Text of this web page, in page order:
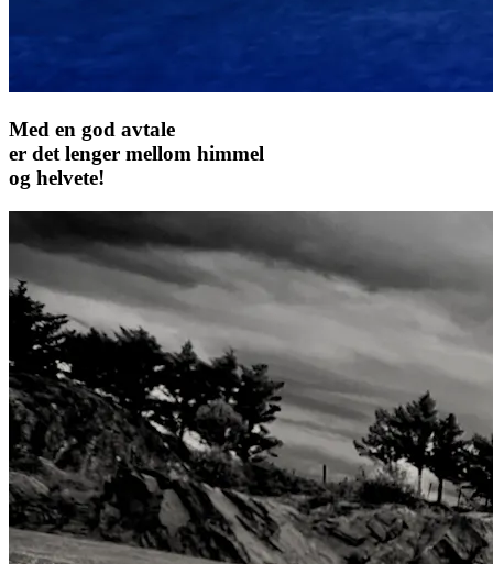
Med en god avtale
er det lenger mellom himmel
og helvete!